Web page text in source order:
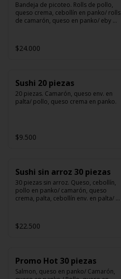
Bandeja de picoteo. Rolls de pollo,
queso crema, cebollín en panko/ rolls
de camarón, queso en panko/ eby
crema)/ gyosas mixtas.
$24.000
Sushi 20 piezas
20 piezas. Camarón, queso env. en
palta/ pollo, queso crema en panko.
$9.500
Sushi sin arroz 30 piezas
30 piezas sin arroz. Queso, cebollín,
pollo en panko/ camarón, queso
crema, palta, cebollín env. en palta/
(Foto referencial)
$22.500
Promo Hot 30 piezas
Salmon, queso en panko/ Camarón,